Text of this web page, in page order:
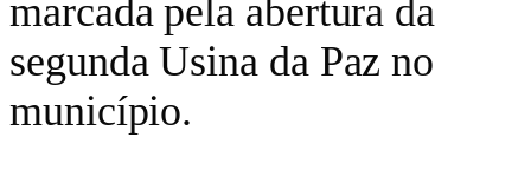
marcada pela abertura da
segunda Usina da Paz no
município.